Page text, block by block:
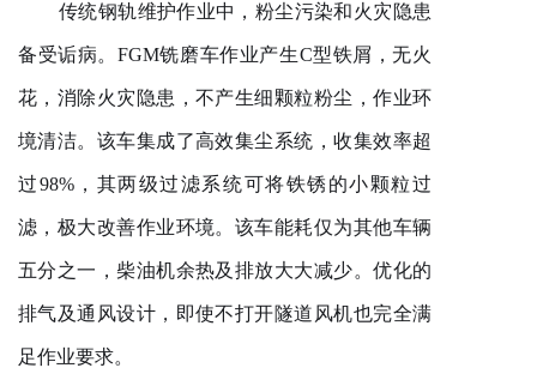
传统钢轨维护作业中，粉尘污染和火灾隐患
备受诟病。 FGM铣磨车作业产生C型铁屑，无火
花，消除火灾隐患，不产生细颗粒粉尘，作业环
境清洁。该车集成了高效集尘系统，收集效率超
过98%，其两级过滤系统可将铁锈的小颗粒过
滤，极大改善作业环境。该车能耗仅为其他车辆
五分之一，柴油机余热及排放大大减少。优化的
排气及通风设计，即使不打开隧道风机也完全满
足作业要求。